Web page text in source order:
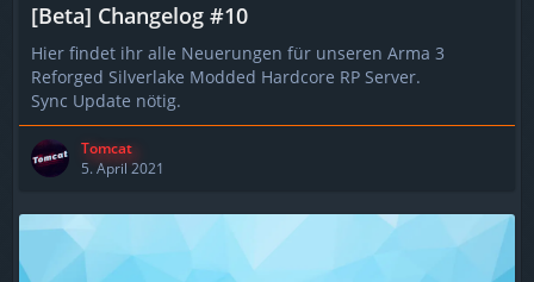
[Beta] Changelog #10
Hier findet ihr alle Neuerungen für unseren Arma 3
Reforged Silverlake Modded Hardcore RP Server.
Sync Update nötig.
Tomcat
5. April 2021